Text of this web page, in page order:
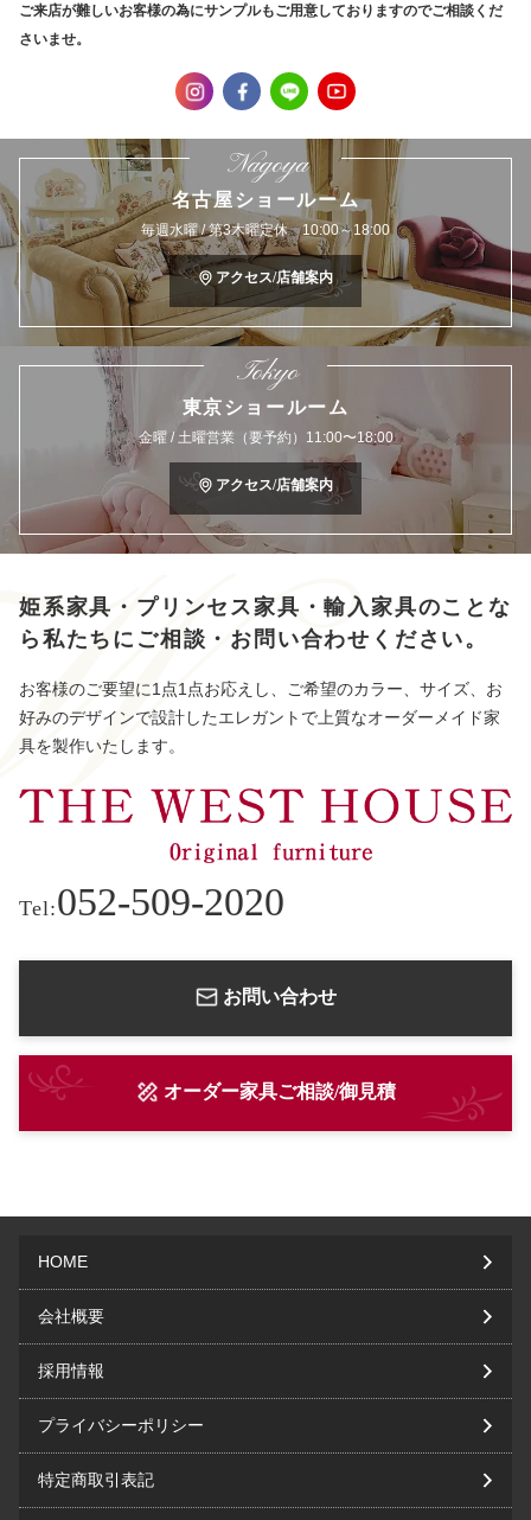
ご来店が難しいお客様の為にサンプルもご用意しておりますのでご相談くだ
さいませ。
Nagoya
名古屋ショールーム
毎週水曜 / 第3木曜定休 10:00～18:00
アクセス/店舗案内
Tokyo
東京ショールーム
金曜 / 土曜営業（要予約）11:00〜18:00
アクセス/店舗案内
姫系家具・プリンセス家具・輸入家具のことな
ら 私たちにご相談・お問い合わせください。
お客様のご要望に1点1点お応えし、ご希望のカラー、サイズ、お
好みのデザインで設計したエレガントで上質なオーダーメイド家
具を製作いたします。
Tel:052-509-2020
お問い合わせ
オーダー家具ご相談/御見積
HOME
会社概要
採用情報
プライバシーポリシー
特定商取引表記